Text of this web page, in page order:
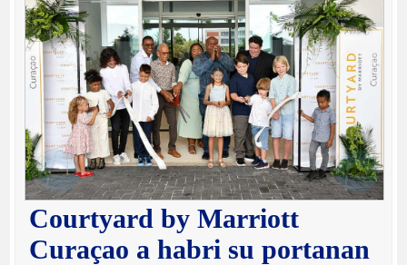
Courtyard by Marriott
Curaçao a habri su portanan